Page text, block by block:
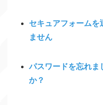
セキュアフォームを
ません
パスワードを忘れま
か？